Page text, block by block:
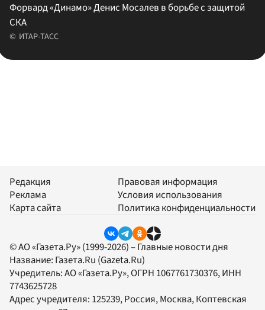
Форвард «Динамо» Денис Мосалев в борьбе с защитой
СКА
ИТАР-ТАСС
Редакция
Реклама
Карта сайта
Правовая информация
Условия использования
Политика конфиденциальности
© АО «Газета.Ру» (1999-2026) – Главные новости дня
Название: Газета.Ru (Gazeta.Ru)
Учредитель:АО «Газета.Ру», ОГРН 1067761730376, ИНН
7743625728
Адрес учредителя: 125239, Россия, Москва, Коптевская